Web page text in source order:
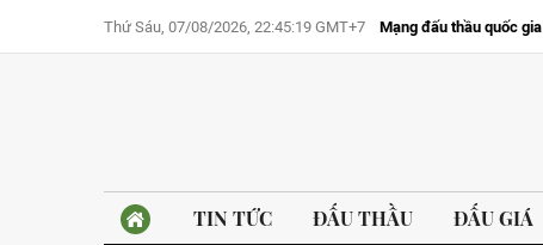
Thứ Sáu, 07/08/2026, 22:45:19 GMT+7 Mạng đấu thầu quốc gia
TIN TỨC ĐẤU THẦU ĐẤU GIÁ